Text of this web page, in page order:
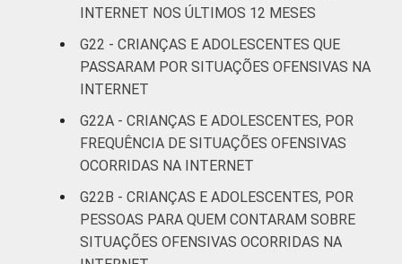
INTERNET NOS ÚLTIMOS 12 MESES
G22 - CRIANÇAS E ADOLESCENTES QUE
PASSARAM POR SITUAÇÕES OFENSIVAS NA
INTERNET
G22A - CRIANÇAS E ADOLESCENTES, POR
FREQUÊNCIA DE SITUAÇÕES OFENSIVAS
OCORRIDAS NA INTERNET
G22B - CRIANÇAS E ADOLESCENTES, POR
PESSOAS PARA QUEM CONTARAM SOBRE
SITUAÇÕES OFENSIVAS OCORRIDAS NA